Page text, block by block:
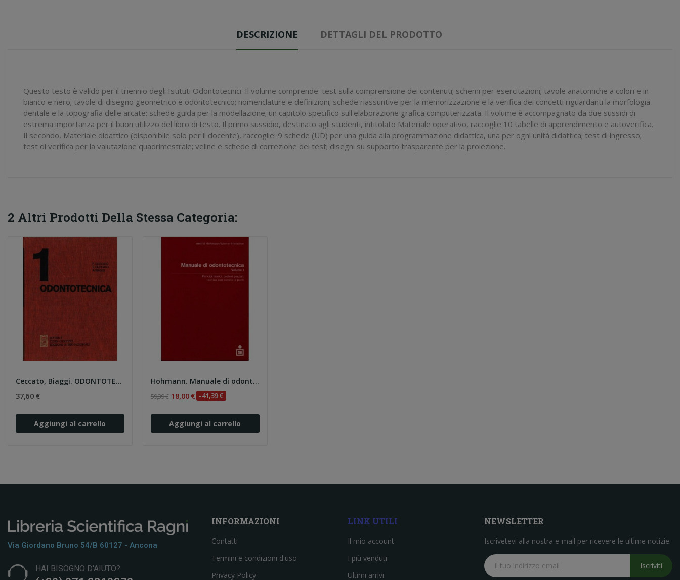
DESCRIZIONE DETTAGLI DEL PRODOTTO
Questo testo è valido per il triennio degli Istituti Odontotecnici. Il volume comprende: test sulla comprensione dei contenuti; schemi per esercitazioni; tavole anatomiche a colori e in
bianco e nero; tavole di disegno geometrico e odontotecnico; nomenclature e definizioni; schede riassuntive per la memorizzazione e la verifica dei concetti riguardanti la morfologia
dentale e la topografia delle arcate; schede guida per la modellazione; un capitolo specifico sull'elaborazione grafica computerizzata. Il volume è accompagnato da due sussidi di
estrema importanza per il buon utilizzo del libro di testo. Il primo sussidio, destinato agli studenti, intitolato Materiale operativo, raccoglie 10 tabelle di apprendimento e autoverifica.
Il secondo, Materiale didattico (disponibile solo per il docente), raccoglie: 9 schede (UD) per una guida alla programmazione didattica, una per ogni unità didattica; test di ingresso;
test di verifica per la valutazione quadrimestrale; veline e schede di correzione dei test; disegni su supporto trasparente per la proiezione.
2 Altri Prodotti Della Stessa Categoria:
Ceccato, Biaggi. ODONTOTECNICA
37,60 €
Aggiungi al carrello
Hohmann. Manuale di odontotecnica - Principi...
59,39 € 18,00 € -41,39 €
Aggiungi al carrello
Via Giordano Bruno 54/b 60127 - Ancona
HAI BISOGNO D'AIUTO?
INFORMAZIONI
Contatti
Termini e condizioni d'uso
Privacy Policy
LINK UTILI
Il mio account
I più venduti
Ultimi arrivi
NEWSLETTER
Iscrivetevi alla nostra e-mail per ricevere le ultime notizie.
Iscriviti